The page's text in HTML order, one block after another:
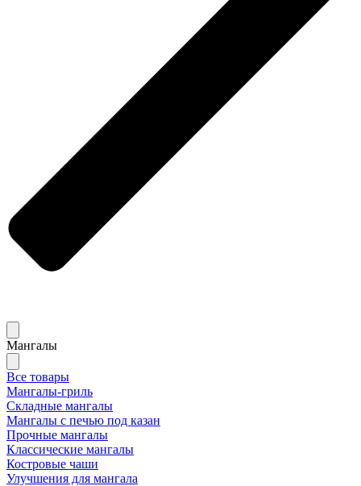
Мангалы
Все товары
Мангалы-гриль
Складные мангалы
Мангалы с печью под казан
Прочные мангалы
Классические мангалы
Костровые чаши
Улучшения для мангала